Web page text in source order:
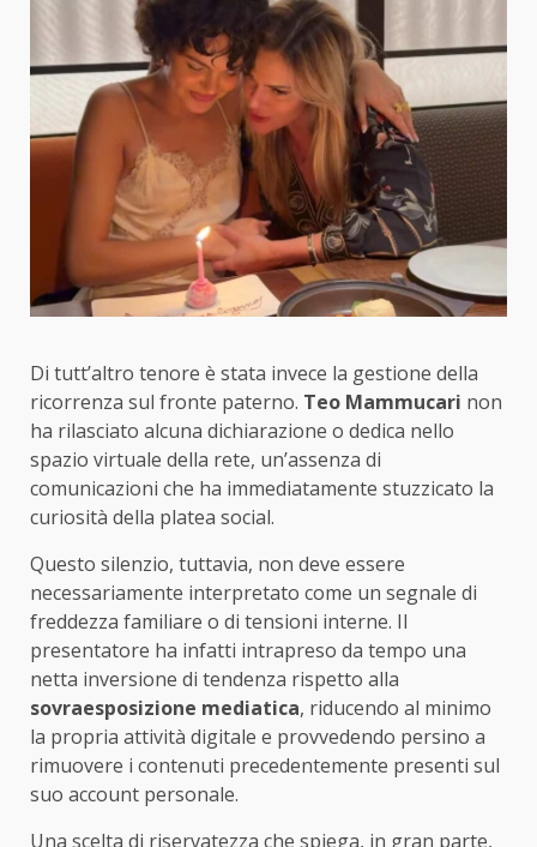
Di tutt’altro tenore è stata invece la gestione della
ricorrenza sul fronte paterno. Teo Mammucari non
ha rilasciato alcuna dichiarazione o dedica nello
spazio virtuale della rete, un’assenza di
comunicazioni che ha immediatamente stuzzicato la
curiosità della platea social.
Questo silenzio, tuttavia, non deve essere
necessariamente interpretato come un segnale di
freddezza familiare o di tensioni interne. Il
presentatore ha infatti intrapreso da tempo una
netta inversione di tendenza rispetto alla
sovraesposizione mediatica, riducendo al minimo
la propria attività digitale e provvedendo persino a
rimuovere i contenuti precedentemente presenti sul
suo account personale.
Una scelta di riservatezza che spiega, in gran parte,